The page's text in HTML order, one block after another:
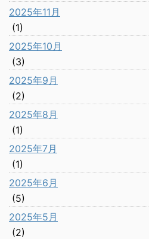
2025年11月
(1)
2025年10月
(3)
2025年9月
(2)
2025年8月
(1)
2025年7月
(1)
2025年6月
(5)
2025年5月
(2)